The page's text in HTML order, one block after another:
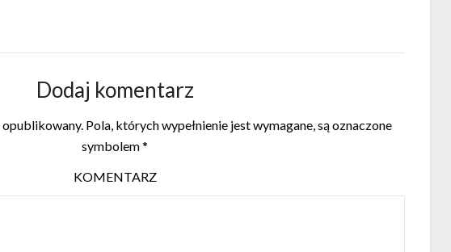
Dodaj komentarz
opublikowany.Pola, których wypełnienie jest wymagane, są oznaczone
symbolem*
KOMENTARZ